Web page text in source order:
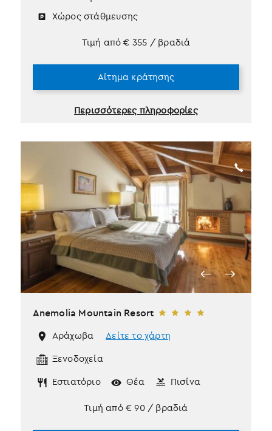
Χώρος στάθμευσης
Περισσότερες πληροφορίες
Τιμή από € 355 / βραδιά
Αίτημα κράτησης
Anemolia Mountain Resort
Αράχωβα
Δείτε το χάρτη
Ξενοδοχεία
Εστιατόριο
Θέα Πισίνα
Τιμή από € 90 / βραδιά